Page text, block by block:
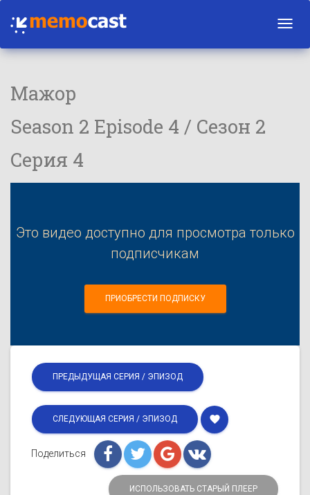
Мажор
Season 2 Episode 4 / Сезон 2
Серия 4
Это видео доступно для просмотра только
подписчикам
ПРИОБРЕСТИ ПОДПИСКУ
ПРЕДЫДУЩАЯ СЕРИЯ / ЭПИЗОД
СЛЕДУЮЩАЯ СЕРИЯ / ЭПИЗОД favorite
Поделиться
ИСПОЛЬЗОВАТЬ СТАРЫЙ ПЛЕЕР